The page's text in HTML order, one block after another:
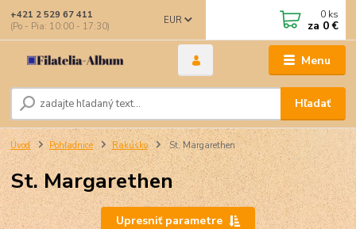
Menu
EUR
Hľadať
+421 2 529 67 411
(Po - Pia: 10:00 - 17:30)
0 ks
za 0 €
Úvod Pohľadnice Rakúsko St. Margarethen
St. Margarethen
Upresniť parametre